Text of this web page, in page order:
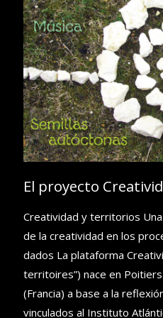
El proyecto
Creatividad y territorios
de la creatividad en los
dados La plataforma
territoires”) nace en
(Francia) a base a la
vinculados al Instituto